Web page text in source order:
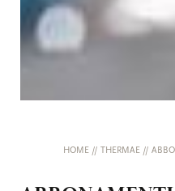
HOME // THERMAE //